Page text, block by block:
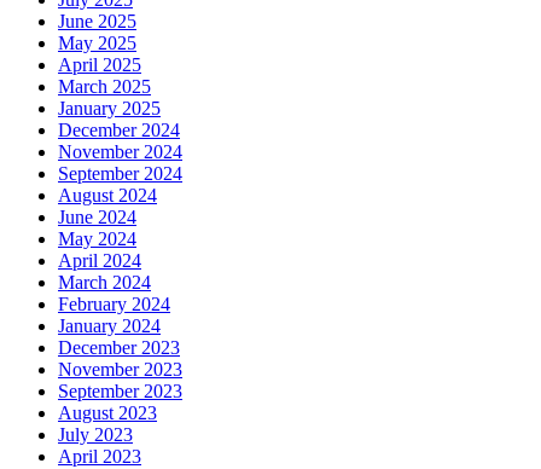
June 2025
May 2025
April 2025
March 2025
January 2025
December 2024
November 2024
September 2024
August 2024
June 2024
May 2024
April 2024
March 2024
February 2024
January 2024
December 2023
November 2023
September 2023
August 2023
July 2023
April 2023